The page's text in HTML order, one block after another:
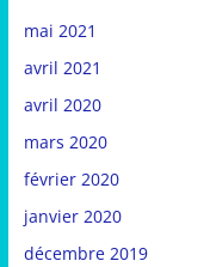
mai 2021
avril 2021
avril 2020
mars 2020
février 2020
janvier 2020
décembre 2019